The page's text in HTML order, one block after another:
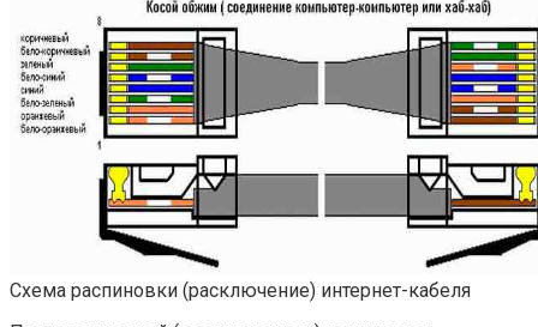
Схема распиновки (расключение) интернет-кабеля